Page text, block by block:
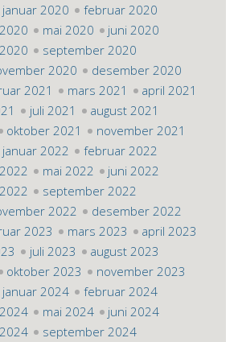
januar 2020
februar 2020
mai 2020
juni 2020
september 2020
2020
desember 2020
2021 mars 2021
april 2021
juli 2021
august 2021
oktober 2021
november 2021
januar 2022
februar 2022
mai 2022
juni 2022
september 2022
2022
desember 2022
2023 mars 2023
april 2023
juli 2023
august 2023
oktober 2023
november 2023
januar 2024
februar 2024
mai 2024
juni 2024
september 2024